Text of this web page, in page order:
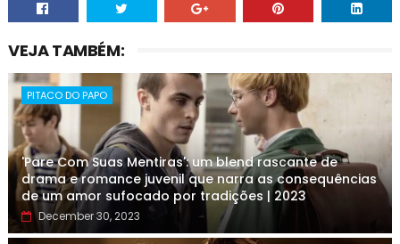
VEJA TAMBÉM:
PITACO DO PAPO
'Pare Com Suas Mentiras': um blend rascante de
drama e romance juvenil que narra as consequências
de um amor sufocado por tradições | 2023
December 30, 2023